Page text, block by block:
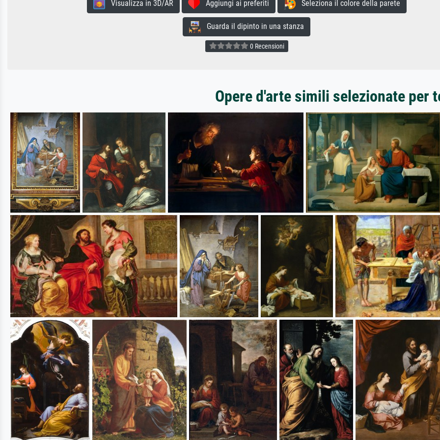
Visualizza in 3D/AR Aggiungi ai preferiti Seleziona il colore della parete
Guarda il dipinto in una stanza
0 Recensioni
Opere d'arte simili selezionate per